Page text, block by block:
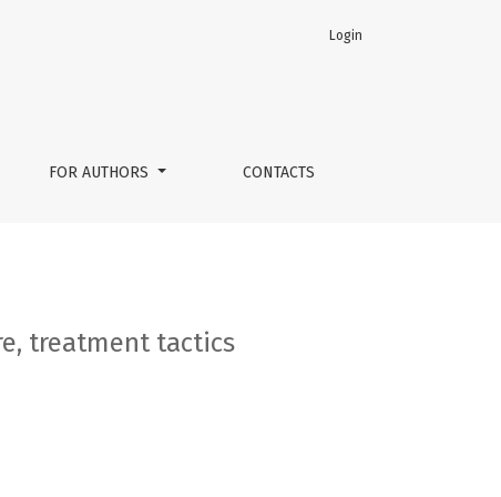
FOR AUTHORS CONTACTS
Login
treatment tactics